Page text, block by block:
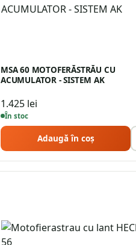
MSA 60 MOTOFERĂSTRĂU CU
ACUMULATOR - SISTEM AK
1.425 lei
În stoc
Adaugă în coș